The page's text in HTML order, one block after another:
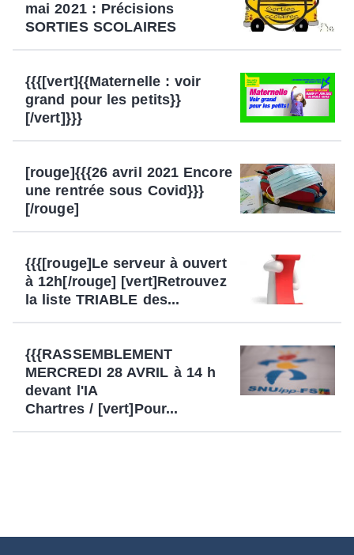
mai 2021 : Précisions
SORTIES SCOLAIRES
{{{[vert]{{Maternelle : voir
grand pour les petits}}
[/vert]}}}
[rouge]{{{26 avril 2021 Encore
une rentrée sous Covid}}}
[/rouge]
{{{[rouge]Le serveur à ouvert
à 12h[/rouge] [vert]Retrouvez
la liste TRIABLE des...
{{{RASSEMBLEMENT
MERCREDI 28 AVRIL à 14 h
devant l'IA
Chartres / [vert]Pour...